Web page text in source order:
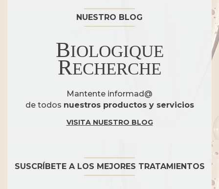
NUESTRO BLOG
BIOLOGIQUE
RECHERCHE
Mantente informad@
de todos nuestros productos y servicios
VISITA NUESTRO BLOG
SUSCRÍBETE A LOS MEJORES TRATAMIENTOS